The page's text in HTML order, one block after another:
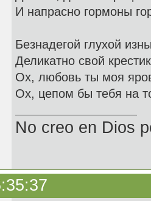
И напрасно гормоны
Безнадегой глухой
Деликатно свой
Ох, любовь ты моя
Ох, цепом бы тебя на
No creo en Dios